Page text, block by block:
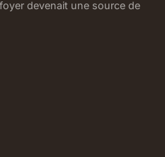
devenait une source de